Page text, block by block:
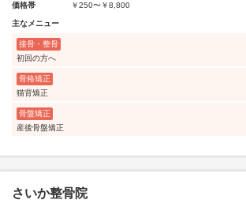
価格帯
￥250〜￥8,800
主なメニュー
接骨・整骨
初回の方へ
骨格矯正
猫背矯正
骨盤矯正
産後骨盤矯正
さいか整骨院